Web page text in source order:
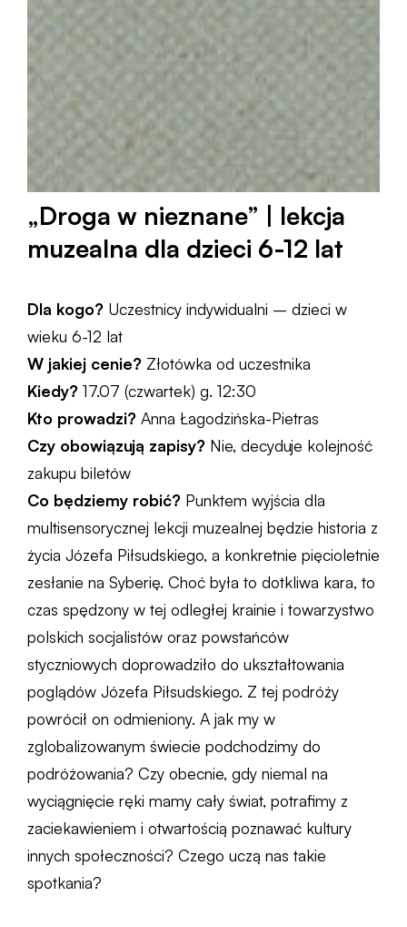
„Droga w nieznane” | lekcja
muzealna dla dzieci 6-12 lat
Dla kogo? Uczestnicy indywidualni – dzieci w
wieku 6-12 lat
W jakiej cenie? Złotówka od uczestnika
Kiedy? 17.07 (czwartek) g. 12:30
Kto prowadzi? Anna Łagodzińska-Pietras
Czy obowiązują zapisy? Nie, decyduje kolejność
zakupu biletów
Co będziemy robić? Punktem wyjścia dla
multisensorycznej lekcji muzealnej będzie historia z
życia Józefa Piłsudskiego, a konkretnie pięcioletnie
zesłanie na Syberię. Choć była to dotkliwa kara, to
czas spędzony w tej odległej krainie i towarzystwo
polskich socjalistów oraz powstańców
styczniowych doprowadziło do ukształtowania
poglądów Józefa Piłsudskiego. Z tej podróży
powrócił on odmieniony. A jak my w
zglobalizowanym świecie podchodzimy do
podróżowania? Czy obecnie, gdy niemal na
wyciągnięcie ręki mamy cały świat, potrafimy z
zaciekawieniem i otwartością poznawać kultury
innych społeczności? Czego uczą nas takie
spotkania?